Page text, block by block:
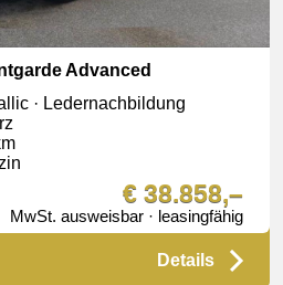
Advanced
· Ledernachbildung
€ 38.858,–
MwSt. ausweisbar · leasingfähig
Details